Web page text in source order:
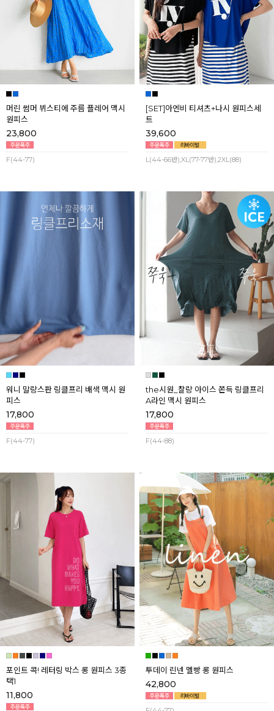
머린 썸머 뷔스티에 주름 플레어 맥시
원피스
23,800
F(44-77)
[SET]아엔비 티셔츠+나시 원피스세
트
39,600
L(44-66반),XL(77-77반),2XL(88)
워니 말랑스판 링클프리 배색 맥시 원
피스
17,800
F(44-77)
the시원_찰랑 아이스 쫀득 링클프리
A라인 맥시 원피스
17,800
F(44-88)
포인트 콕! 레터링 박스 롱 원피스 3종
택1
11,800
투데이 린넨 멜빵 롱 원피스
42,800